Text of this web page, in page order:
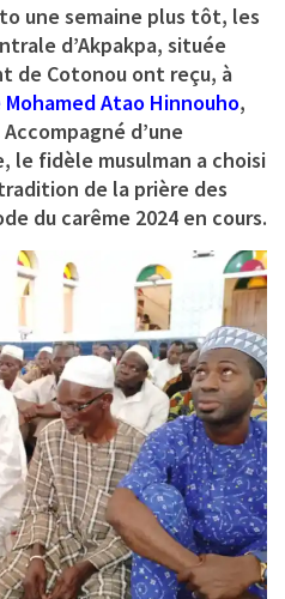
une semaine plus tôt, les
d’Akpakpa, située
de Cotonou ont reçu, à
Mohamed Atao Hinnouho,
d’une
le fidèle musulman a choisi
de la prière des
du carême 2024 en cours.